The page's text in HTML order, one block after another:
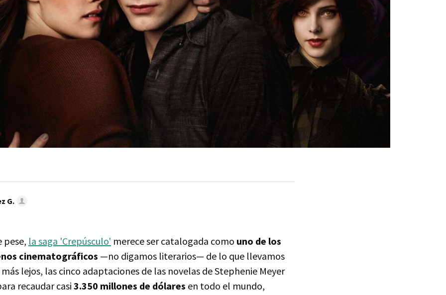
G.
pese, la saga 'Crepúsculo' merece ser catalogada como uno de los
cinematográficos —no digamos literarios— de lo que llevamos
más lejos, las cinco adaptaciones de las novelas de Stephenie Meyer
recaudar casi 3.350 millones de dólares en todo el mundo,